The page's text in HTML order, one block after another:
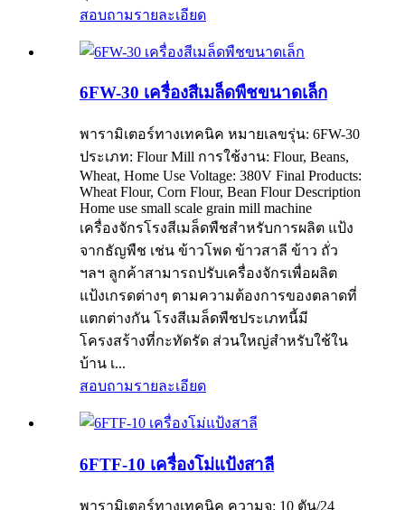
สอบถามรายละเอียด
6FW-30 เครื่องสีเมล็ดพืชขนาดเล็ก
พารามิเตอร์ทางเทคนิค หมายเลขรุ่น: 6FW-30
ประเภท: Flour Mill การใช้งาน: Flour, Beans,
Wheat, Home Use Voltage: 380V Final Products:
Wheat Flour, Corn Flour, Bean Flour Description
Home use small scale grain mill machine
เครื่องจักรโรงสีเมล็ดพืชสำหรับการผลิต แป้ง
จากธัญพืช เช่น ข้าวโพด ข้าวสาลี ข้าว ถั่ว
ฯลฯ ลูกค้าสามารถปรับเครื่องจักรเพื่อผลิต
แป้งเกรดต่างๆ ตามความต้องการของตลาดที่
แตกต่างกัน โรงสีเมล็ดพืชประเภทนี้มี
โครงสร้างที่กะทัดรัด ส่วนใหญ่สำหรับใช้ใน
บ้าน เ...
สอบถามรายละเอียด
6FTF-10 เครื่องโม่แป้งสาลี
พารามิเตอร์ทางเทคนิค ความจุ: 10 ตัน/24